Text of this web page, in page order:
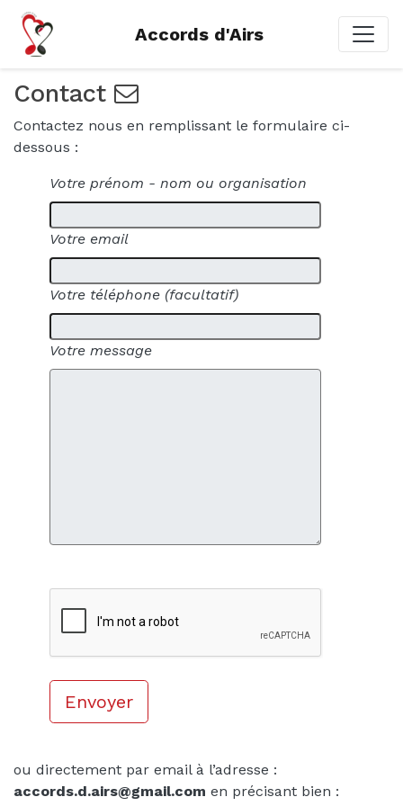
Main NavigationAccords d'Airs
Contact
Contactez nous en remplissant le formulaire ci-
dessous :
Votre prénom - nom ou organisation
Votre email
Votre téléphone (facultatif)
Votre message
ou directement par email à l’adresse :
accords.d.airs@gmail.com en précisant bien :